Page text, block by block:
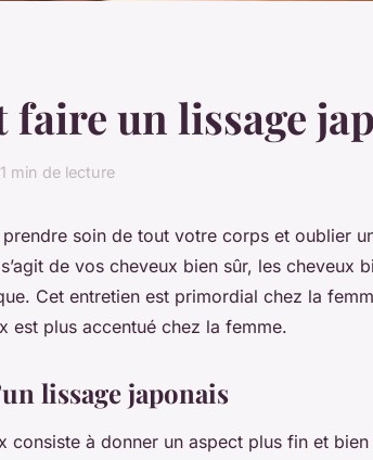
un lissage
1 min de lecture
soin de tout votre corps et oublier
de vos cheveux bien sûr, les cheveux
Cet entretien est primordial chez la
est plus accentué chez la femme.
lissage japonais
consiste à donner un aspect plus fin et